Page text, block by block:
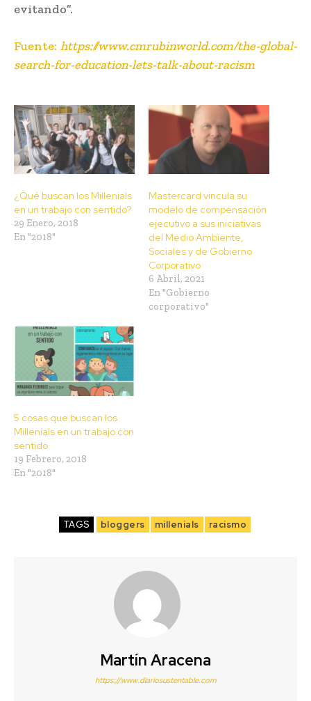
evitando”.
Fuente: https://www.cmrubinworld.com/the-global-
search-for-education-lets-talk-about-racism
¿Qué buscan los Millenials
en un trabajo con sentido?
29 Enero, 2018
En "2018"
Mastercard vincula su
modelo de compensación
ejecutivo a sus iniciativas
del Medio Ambiente,
Sociales y de Gobierno
Corporativo
6 Abril, 2021
En "Gobierno
corporativo"
5 cosas que buscan los
Millenials en un trabajo con
sentido
19 Febrero, 2018
En "2018"
TAGS bloggers millenials racismo
Martín Aracena
https://www.diariosustentable.com